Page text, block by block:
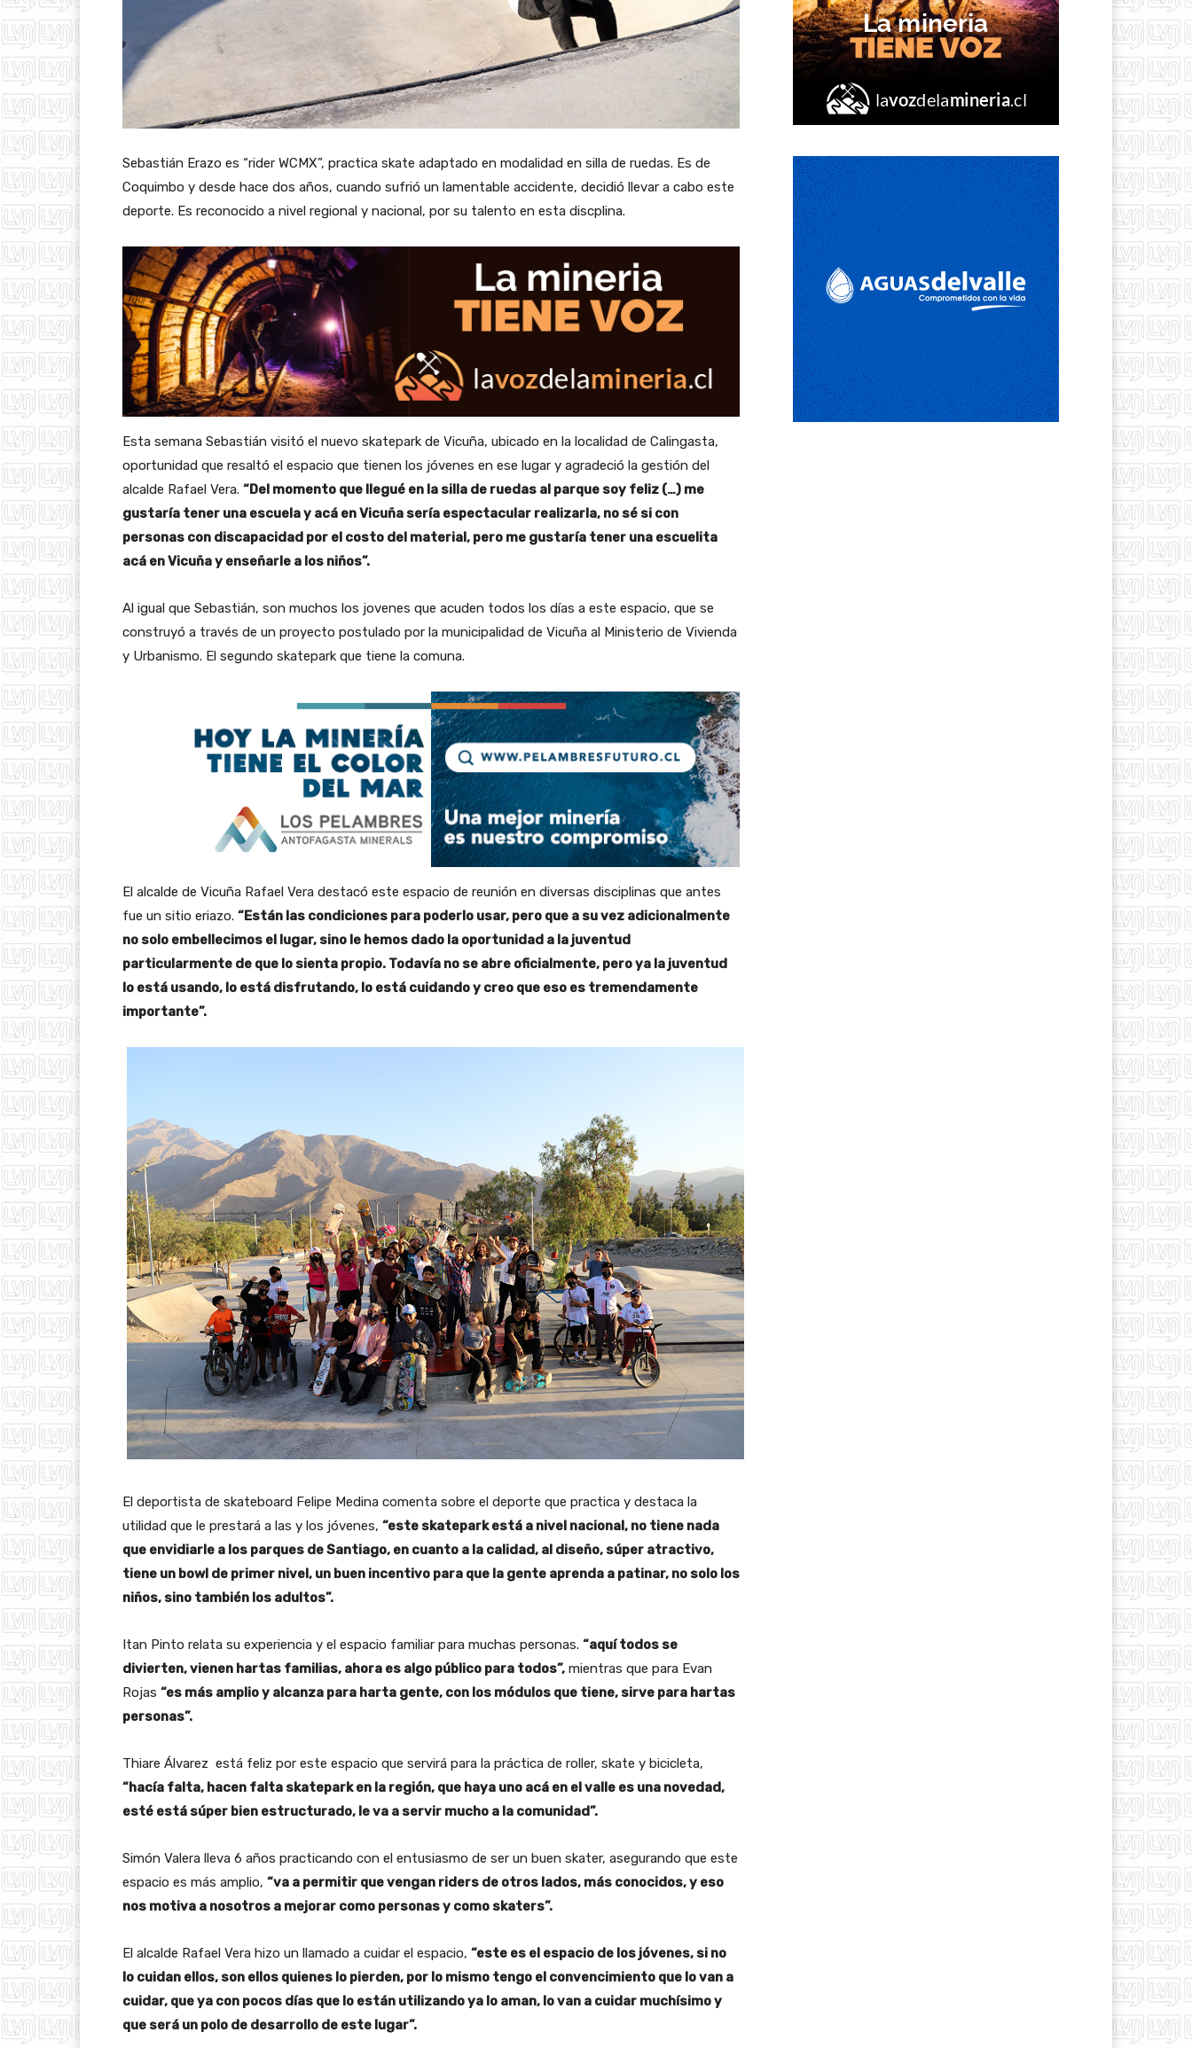
Sebastián Erazo es “rider WCMX”, practica skate adaptado en modalidad en silla de ruedas. Es de
Coquimbo y desde hace dos años, cuando sufrió un lamentable accidente, decidió llevar a cabo este
deporte. Es reconocido a nivel regional y nacional, por su talento en esta discplina.
Esta semana Sebastián visitó el nuevo skatepark de Vicuña, ubicado en la localidad de Calingasta,
oportunidad que resaltó el espacio que tienen los jóvenes en ese lugar y agradeció la gestión del
alcalde Rafael Vera. “Del momento que llegué en la silla de ruedas al parque soy feliz (…) me
gustaría tener una escuela y acá en Vicuña sería espectacular realizarla, no sé si con
personas con discapacidad por el costo del material, pero me gustaría tener una escuelita
acá en Vicuña y enseñarle a los niños”.
Al igual que Sebastián, son muchos los jovenes que acuden todos los días a este espacio, que se
construyó a través de un proyecto postulado por la municipalidad de Vicuña al Ministerio de Vivienda
y Urbanismo. El segundo skatepark que tiene la comuna.
El alcalde de Vicuña Rafael Vera destacó este espacio de reunión en diversas disciplinas que antes
fue un sitio eriazo. “Están las condiciones para poderlo usar, pero que a su vez adicionalmente
no solo embellecimos el lugar, sino le hemos dado la oportunidad a la juventud
particularmente de que lo sienta propio. Todavía no se abre oficialmente, pero ya la juventud
lo está usando, lo está disfrutando, lo está cuidando y creo que eso es tremendamente
importante”.
El deportista de skateboard Felipe Medina comenta sobre el deporte que practica y destaca la
utilidad que le prestará a las y los jóvenes, “este skatepark está a nivel nacional, no tiene nada
que envidiarle a los parques de Santiago, en cuanto a la calidad, al diseño, súper atractivo,
tiene un bowl de primer nivel, un buen incentivo para que la gente aprenda a patinar, no solo los
niños, sino también los adultos”.
Itan Pinto relata su experiencia y el espacio familiar para muchas personas. “aquí todos se
divierten, vienen hartas familias, ahora es algo público para todos”, mientras que para Evan
Rojas “es más amplio y alcanza para harta gente, con los módulos que tiene, sirve para hartas
personas”.
Thiare Álvarez está feliz por este espacio que servirá para la práctica de roller, skate y bicicleta,
“hacía falta, hacen falta skatepark en la región, que haya uno acá en el valle es una novedad,
esté está súper bien estructurado, le va a servir mucho a la comunidad”.
Simón Valera lleva 6 años practicando con el entusiasmo de ser un buen skater, asegurando que este
espacio es más amplio, “va a permitir que vengan riders de otros lados, más conocidos, y eso
nos motiva a nosotros a mejorar como personas y como skaters”.
El alcalde Rafael Vera hizo un llamado a cuidar el espacio, “este es el espacio de los jóvenes, si no
lo cuidan ellos, son ellos quienes lo pierden, por lo mismo tengo el convencimiento que lo van a
cuidar, que ya con pocos días que lo están utilizando ya lo aman, lo van a cuidar muchísimo y
que será un polo de desarrollo de este lugar”.